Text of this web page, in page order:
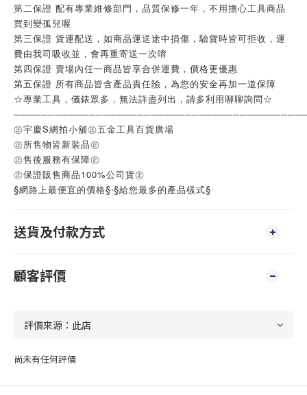
第二保證 配有專業維修部門，品質保修一年，不用擔心工具商品
買到變孤兒喔
第三保證 貨運配送，如商品運送途中損傷，驗貨時皆可拒收，運
費由我司吸收並，會再重寄送一次唷
第四保證 賣場內任一商品皆享合併運費，價格更優惠
第五保證 所有商品皆含產品責任險，為您的安全再加一道保障
☆專業工具，儀錶眾多，無法詳盡列出，請多利用聊聊詢問☆
㊣宇慶S網拍小舖㊣五金工具百貨廣場
㊣所售物皆新裝品㊣
㊣售後服務有保障㊣
㊣保證販售商品100%公司貨㊣
§網路上最便宜的價格§‧§給您最多的產品樣式§
送貨及付款方式
顧客評價
尚未有任何評價